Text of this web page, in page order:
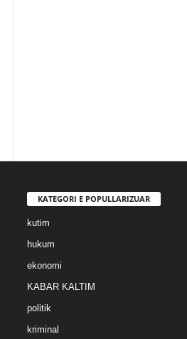
KATEGORI E POPULLARIZUAR
kutim
hukum
ekonomi
KABAR KALTIM
politik
kriminal